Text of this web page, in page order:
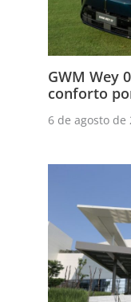
GWM Wey
conforto
6 de agosto de